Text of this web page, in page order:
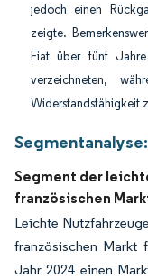
jedoch einen
zeigte.
Fiat über fünf
verzeichneten,
Widerstandsfähigkeit
Segment der
französischen
Leichte
französischen Markt
Jahr 2024 einen